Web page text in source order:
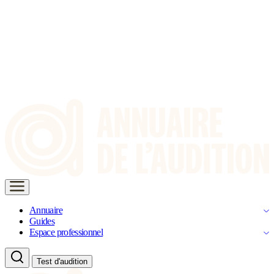
Annuaire
Guides
Espace professionnel
Test d'audition